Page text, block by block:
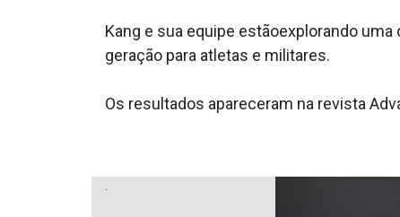
Kang e sua equipe estãoexplorando
geração para atletas e militares.
Os resultados apareceram na revista